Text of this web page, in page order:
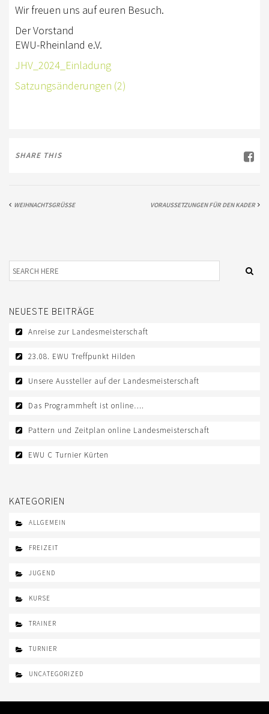
WESTERNREITEN
TRAINERAUSBILDUNG
WESTERN-REITABZEICHEN
TREFFPUNKTE DER EWU RHEINLAND
Wir freuen uns auf euren Besuch.
Der Vorstand
EWU-Rheinland e.V.
JHV_2024_Einladung
Satzungsänderungen (2)
SHARE THIS
WEIHNACHTSGRÜSSE VORAUSSETZUNGEN FÜR DEN KADER
NEUESTE BEITRÄGE
Anreise zur Landesmeisterschaft
23.08. EWU Treffpunkt Hilden
Unsere Aussteller auf der Landesmeisterschaft
Das Programmheft ist online….
Pattern und Zeitplan online Landesmeisterschaft
EWU C Turnier Kürten
KATEGORIEN
ALLGEMEIN
FREIZEIT
JUGEND
KURSE
TRAINER
TURNIER
UNCATEGORIZED